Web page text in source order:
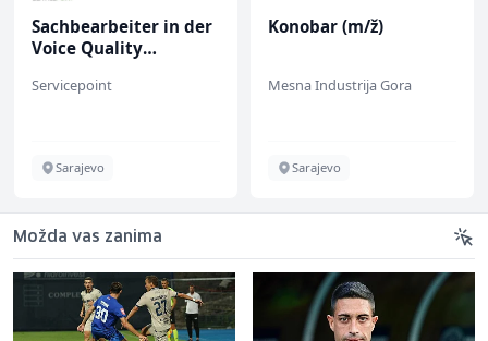
Sachbearbeiter in der
Voice Quality
Servicepoint
Sarajevo
Konobar (m/ž)
Mesna Industrija Gora
Sarajevo
Možda vas zanima